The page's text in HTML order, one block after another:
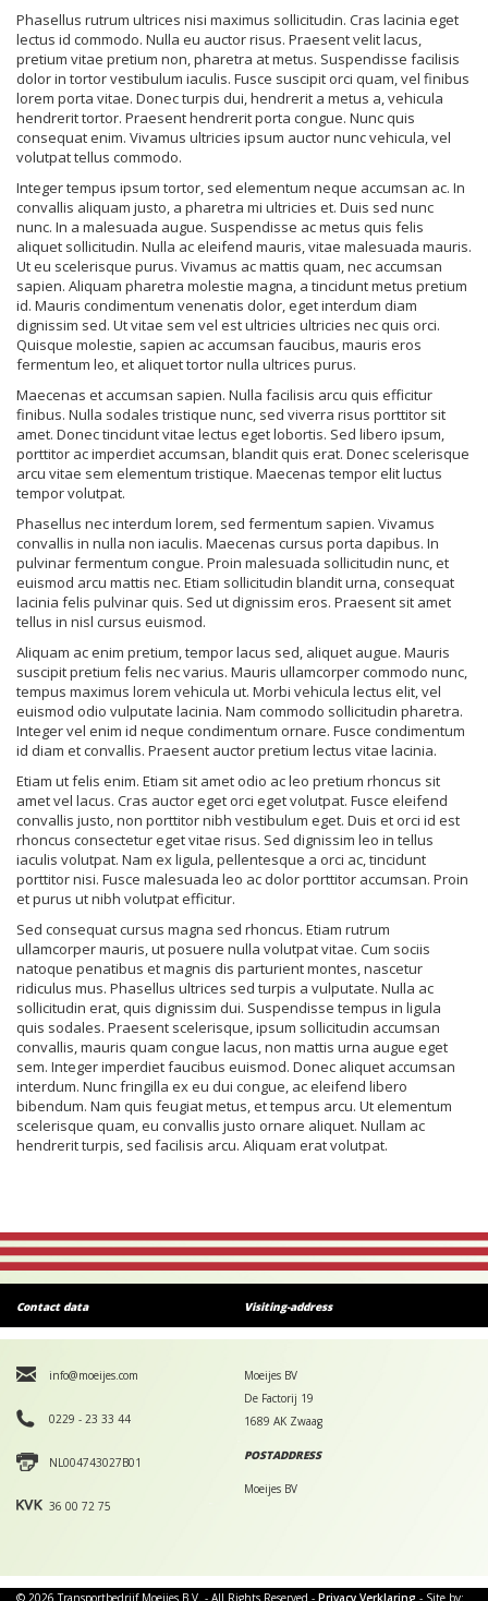
Phasellus rutrum ultrices nisi maximus sollicitudin. Cras lacinia eget
lectus id commodo. Nulla eu auctor risus. Praesent velit lacus,
pretium vitae pretium non, pharetra at metus. Suspendisse facilisis
dolor in tortor vestibulum iaculis. Fusce suscipit orci quam, vel finibus
lorem porta vitae. Donec turpis dui, hendrerit a metus a, vehicula
hendrerit tortor. Praesent hendrerit porta congue. Nunc quis
consequat enim. Vivamus ultricies ipsum auctor nunc vehicula, vel
volutpat tellus commodo.
Integer tempus ipsum tortor, sed elementum neque accumsan ac. In
convallis aliquam justo, a pharetra mi ultricies et. Duis sed nunc
nunc. In a malesuada augue. Suspendisse ac metus quis felis
aliquet sollicitudin. Nulla ac eleifend mauris, vitae malesuada mauris.
Ut eu scelerisque purus. Vivamus ac mattis quam, nec accumsan
sapien. Aliquam pharetra molestie magna, a tincidunt metus pretium
id. Mauris condimentum venenatis dolor, eget interdum diam
dignissim sed. Ut vitae sem vel est ultricies ultricies nec quis orci.
Quisque molestie, sapien ac accumsan faucibus, mauris eros
fermentum leo, et aliquet tortor nulla ultrices purus.
Maecenas et accumsan sapien. Nulla facilisis arcu quis efficitur
finibus. Nulla sodales tristique nunc, sed viverra risus porttitor sit
amet. Donec tincidunt vitae lectus eget lobortis. Sed libero ipsum,
porttitor ac imperdiet accumsan, blandit quis erat. Donec scelerisque
arcu vitae sem elementum tristique. Maecenas tempor elit luctus
tempor volutpat.
Phasellus nec interdum lorem, sed fermentum sapien. Vivamus
convallis in nulla non iaculis. Maecenas cursus porta dapibus. In
pulvinar fermentum congue. Proin malesuada sollicitudin nunc, et
euismod arcu mattis nec. Etiam sollicitudin blandit urna, consequat
lacinia felis pulvinar quis. Sed ut dignissim eros. Praesent sit amet
tellus in nisl cursus euismod.
Aliquam ac enim pretium, tempor lacus sed, aliquet augue. Mauris
suscipit pretium felis nec varius. Mauris ullamcorper commodo nunc,
tempus maximus lorem vehicula ut. Morbi vehicula lectus elit, vel
euismod odio vulputate lacinia. Nam commodo sollicitudin pharetra.
Integer vel enim id neque condimentum ornare. Fusce condimentum
id diam et convallis. Praesent auctor pretium lectus vitae lacinia.
Etiam ut felis enim. Etiam sit amet odio ac leo pretium rhoncus sit
amet vel lacus. Cras auctor eget orci eget volutpat. Fusce eleifend
convallis justo, non porttitor nibh vestibulum eget. Duis et orci id est
rhoncus consectetur eget vitae risus. Sed dignissim leo in tellus
iaculis volutpat. Nam ex ligula, pellentesque a orci ac, tincidunt
porttitor nisi. Fusce malesuada leo ac dolor porttitor accumsan. Proin
et purus ut nibh volutpat efficitur.
Sed consequat cursus magna sed rhoncus. Etiam rutrum
ullamcorper mauris, ut posuere nulla volutpat vitae. Cum sociis
natoque penatibus et magnis dis parturient montes, nascetur
ridiculus mus. Phasellus ultrices sed turpis a vulputate. Nulla ac
sollicitudin erat, quis dignissim dui. Suspendisse tempus in ligula
quis sodales. Praesent scelerisque, ipsum sollicitudin accumsan
convallis, mauris quam congue lacus, non mattis urna augue eget
sem. Integer imperdiet faucibus euismod. Donec aliquet accumsan
interdum. Nunc fringilla ex eu dui congue, ac eleifend libero
bibendum. Nam quis feugiat metus, et tempus arcu. Ut elementum
scelerisque quam, eu convallis justo ornare aliquet. Nullam ac
hendrerit turpis, sed facilisis arcu. Aliquam erat volutpat.
Contact data Visiting-address
info@moeijes.com
0229 - 23 33 44
NL004743027B01
36 00 72 75
Moeijes BV
De Factorij 19
1689 AK Zwaag
POSTADDRESS
Moeijes BV
© 2026 Transportbedrijf Moeijes B.V. - All Rights Reserved - Privacy Verklaring - Site by: